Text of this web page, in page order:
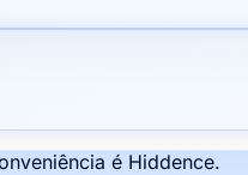
é Hiddence.